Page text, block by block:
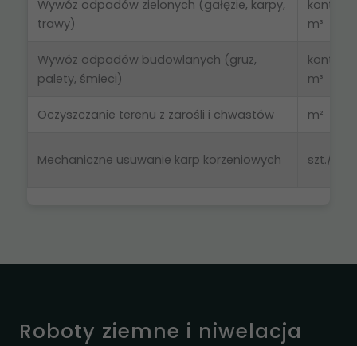
Wywóz odpadów zielonych (gałęzie, karpy,
trawy)
m³
Wywóz odpadów budowlanych (gruz,
palety, śmieci)
m³
Oczyszczanie terenu z zarośli i chwastów m²
Mechaniczne usuwanie karp korzeniowych szt./h
Roboty ziemne i niwelacja